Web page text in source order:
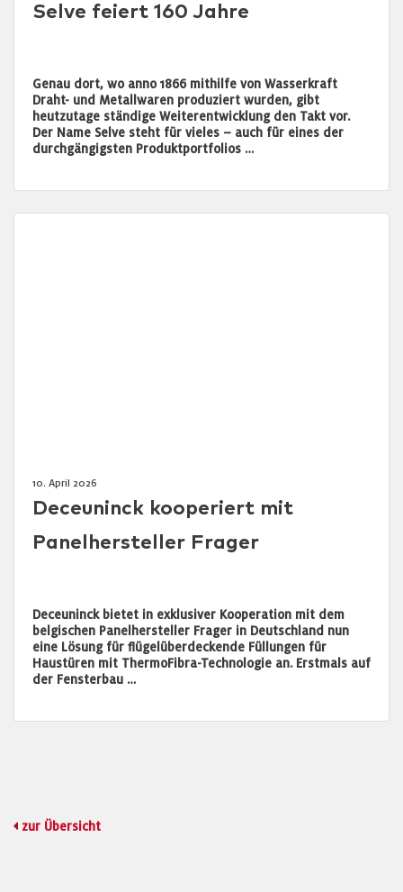
Selve feiert 160 Jahre
Genau dort, wo anno 1866 mithilfe von Wasserkraft
Draht- und Metallwaren produziert wurden, gibt
heutzutage ständige Weiterentwicklung den Takt vor.
Der Name Selve steht für vieles – auch für eines der
durchgängigsten Produktportfolios …
10. April 2026
Deceuninck kooperiert mit
Panelhersteller Frager
Deceuninck bietet in exklusiver Kooperation mit dem
belgischen Panelhersteller Frager in Deutschland nun
eine Lösung für flügelüberdeckende Füllungen für
Haustüren mit ThermoFibra-Technologie an. Erstmals auf
der Fensterbau …
zur Übersicht